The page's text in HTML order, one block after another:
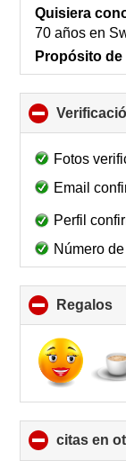
Quisiera
70 añosen
Propósito de
Fotos
Email
Perfil
Número
Regalos
to
citas en